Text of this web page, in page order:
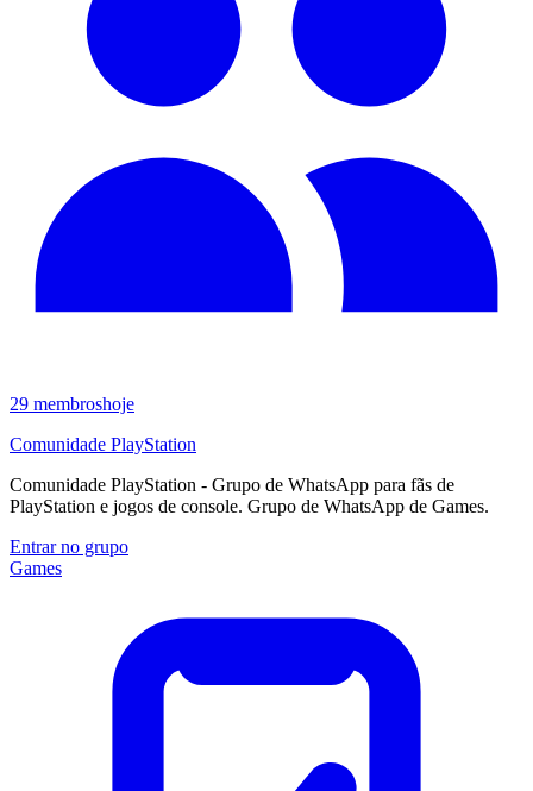
29 membroshoje
Comunidade PlayStation
Comunidade PlayStation - Grupo de WhatsApp para fãs de
PlayStation e jogos de console. Grupo de WhatsApp de Games.
Entrar no grupo
Games